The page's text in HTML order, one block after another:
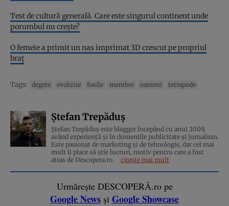
Test de cultură generală. Care este singurul continent unde
porumbul nu crește?
O femeie a primit un nas imprimat 3D crescut pe propriul
braț
Tags: degete evolutie fosile membre oameni tetrapode
Ștefan Trepăduș
Ștefan Trepăduș este blogger începând cu anul 2009,
având experiență și în domeniile publicitate și jurnalism.
Este pasionat de marketing și de tehnologie, dar cel mai
mult îi place să știe lucruri, motiv pentru care a fost
atras de Descopera.ro.
citește mai mult
Urmărește DESCOPERĂ.ro pe
Google News și Google Showcase